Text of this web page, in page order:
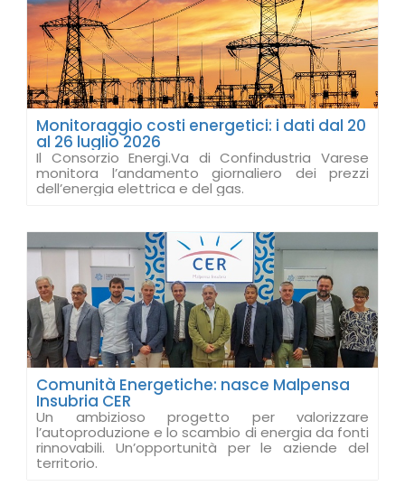
Monitoraggio costi energetici: i dati dal 20
al 26 luglio 2026
Il Consorzio Energi.Va di Confindustria Varese
monitora l’andamento giornaliero dei prezzi
dell’energia elettrica e del gas.
Comunità Energetiche: nasce Malpensa
Insubria CER
Un ambizioso progetto per valorizzare
l’autoproduzione e lo scambio di energia da fonti
rinnovabili. Un’opportunità per le aziende del
territorio.